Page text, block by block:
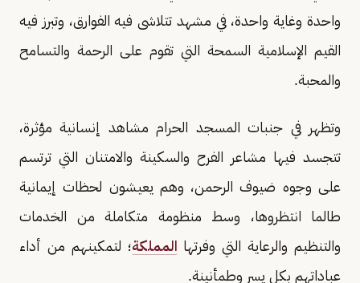
واحدة وغاية واحدة، في مشهد تتلاشى فيه الفوارق، وتبرز فيه
القيم الإسلامية السمحة التي تقوم على الرحمة والتسامح
والمحبة.
وتظهر في جنبات المسجد الحرام مشاهد إنسانية مؤثرة،
تتجسد فيها مشاعر الفرح والسكينة والامتنان التي ترتسم
على وجوه ضيوف الرحمن، وهم يعيشون لحظات إيمانية
طالما انتظروها، وسط منظومة متكاملة من الخدمات
والتنظيم والرعاية التي وفرتها المملكة؛ لتمكينهم من أداء
عباداتهم بكل يسر وطمأنينة.